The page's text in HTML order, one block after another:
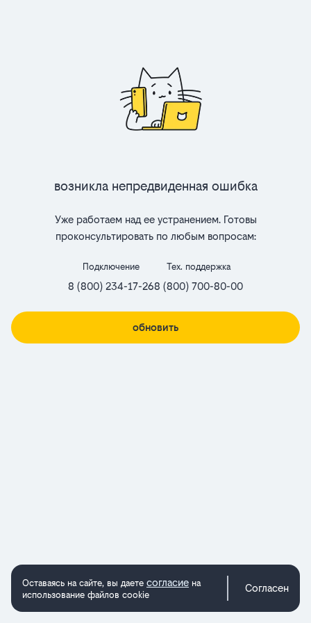
Возникла непредвиденная ошибка
Уже работаем над ее устранением. Готовы
проконсультировать по любым вопросам:
Подключение
8 (800) 234-17-26
Тех. поддержка
8 (800) 700-80-00
обновить
Оставаясь на сайте, вы даете согласие на
использование файлов cookie
Согласен